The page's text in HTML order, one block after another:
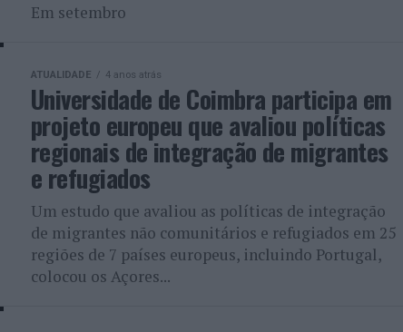
Em setembro
ATUALIDADE 4 anos atrás
Universidade de Coimbra participa em
projeto europeu que avaliou políticas
regionais de integração de migrantes
e refugiados
Um estudo que avaliou as políticas de integração
de migrantes não comunitários e refugiados em 25
regiões de 7 países europeus, incluindo Portugal,
colocou os Açores...